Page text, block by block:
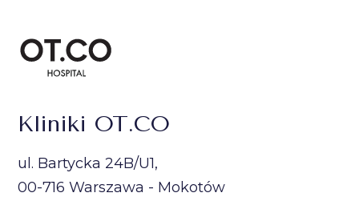
Kliniki OT.CO
ul. Bartycka 24B/U1,
00-716 Warszawa - Mokotów